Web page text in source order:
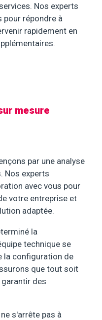
Nos experts
répondre à
rapidement en
mesure
par une analyse
Nos experts
avec vous pour
votre entreprise et
adaptée.
la
technique se
la configuration de
que tout soit
des
s'arrête pas à